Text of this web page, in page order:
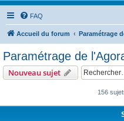
FAQ
Accueil du forum Paramétrage
Paramétrage de
Nouveau sujet
156